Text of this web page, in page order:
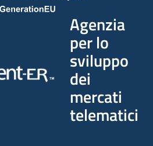
Agenzia
per lo
sviluppo
dei
mercati
telematici